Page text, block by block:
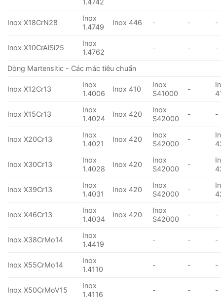
1.4742
Inox X18CrN28
Inox
1.4749
Inox 446 - - -
Inox X10CrAlSi25
Inox
1.4762
- - -
Dòng Martensitic - Các mác tiêu chuẩn
Inox X12Cr13
Inox
1.4006
Inox 410
Inox
S41000
-
Inox X15Cr13
Inox
1.4024
Inox 420
Inox
S42000
- -
Inox X20Cr13
Inox
1.4021
Inox 420
Inox
S42000
-
Inox X30Cr13
Inox
1.4028
Inox 420
Inox
S42000
-
Inox X39Cr13
Inox
1.4031
Inox 420
Inox
S42000
-
Inox X46Cr13
Inox
1.4034
Inox 420
Inox
S42000
- -
Inox X38CrMo14
Inox
1.4419
- - -
Inox X55CrMo14
Inox
1.4110
- - -
Inox X50CrMoV15
Inox
1.4116
- - -